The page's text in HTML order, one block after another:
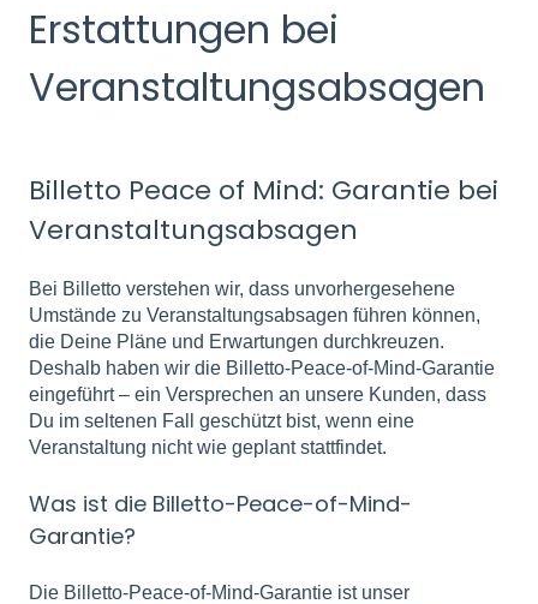
Erstattungen bei
Veranstaltungsabsagen
Billetto Peace of Mind: Garantie bei
Veranstaltungsabsagen
Bei Billetto verstehen wir, dass unvorhergesehene
Umstände zu Veranstaltungsabsagen führen können,
die Deine Pläne und Erwartungen durchkreuzen.
Deshalb haben wir die Billetto-Peace-of-Mind-Garantie
eingeführt – ein Versprechen an unsere Kunden, dass
Du im seltenen Fall geschützt bist, wenn eine
Veranstaltung nicht wie geplant stattfindet.
Was ist die Billetto-Peace-of-Mind-
Garantie?
Die Billetto-Peace-of-Mind-Garantie ist unser